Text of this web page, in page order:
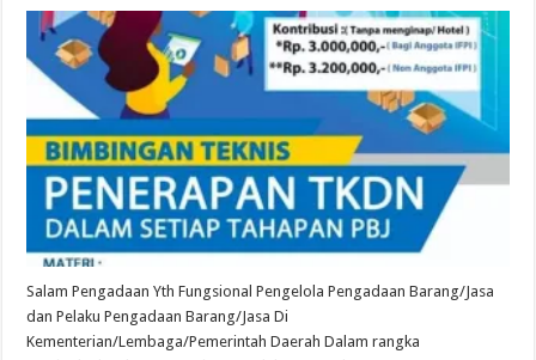
Salam Pengadaan Yth Fungsional Pengelola Pengadaan Barang/Jasa
dan Pelaku Pengadaan Barang/Jasa Di
Kementerian/Lembaga/Pemerintah Daerah Dalam rangka